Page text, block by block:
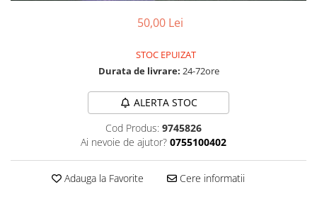
50,00 Lei
STOC EPUIZAT
Durata de livrare: 24-72ore
ALERTA STOC
Cod Produs: 9745826
Ai nevoie de ajutor? 0755100402
Adauga la Favorite Cere informatii